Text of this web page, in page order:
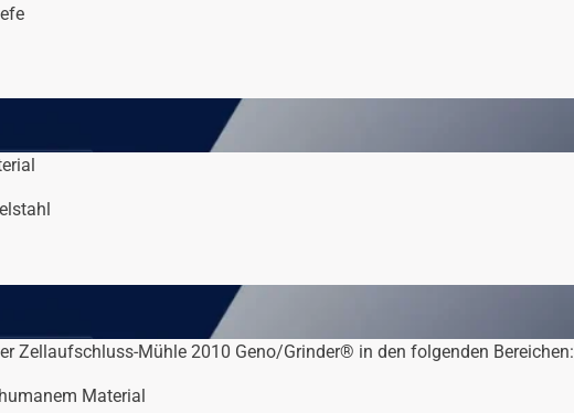
Zellaufschluss-Mühle 2010 Geno/Grinder® in den folgenden Bereichen:
Material